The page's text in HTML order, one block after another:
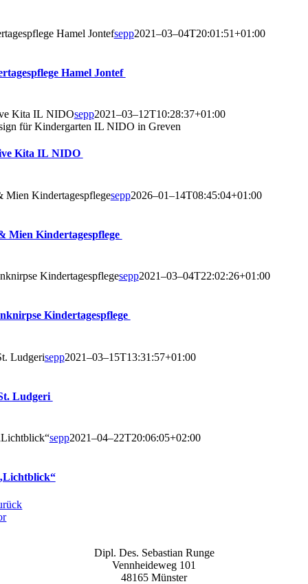
Hamel Jon­tefsepp2021–03–04T20:01:51+01:00
Hamel Jontef
Kita IL NIDOsepp2021–03–12T10:28:37+01:00
Kita IL NIDO
Mien Kin­der­ta­ges­pfle­gesepp2026–01–14T08:45:04+01:00
Mien Kindertagespflege
Kin­der­ta­ges­pfle­gesepp2021–03–04T22:02:26+01:00
Kindertagespflege
Lud­ge­risepp2021–03–15T13:31:57+01:00
Ludgeri
sepp2021–04–22T20:06:05+02:00
Dipl. Des. Sebas­ti­an Runge
Venn­hei­de­weg 101
48165 Münster